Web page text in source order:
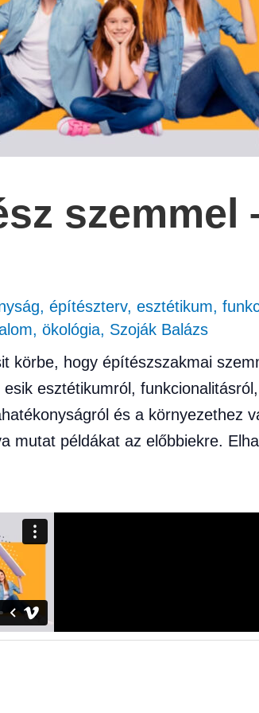
szemmel
, építészterv, esztétikum,
, ökológia, Szoják Balázs
körbe, hogy építészszakmai
esztétikumról,
és a környezethez
mutat példákat az előbbiekre.